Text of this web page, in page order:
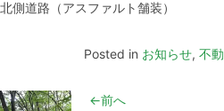
北側道路（アスファルト舗装）
Posted in お知らせ, 不
←前へ